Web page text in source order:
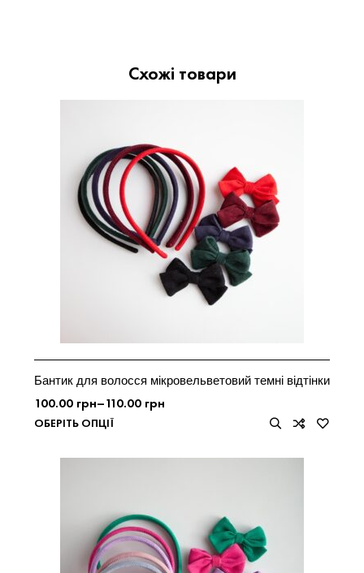
Схожі товари
Бантик для волосся мікровельветовий темні відтінки
100.00 грн–110.00 грн
ОБЕРІТЬ ОПЦІЇ